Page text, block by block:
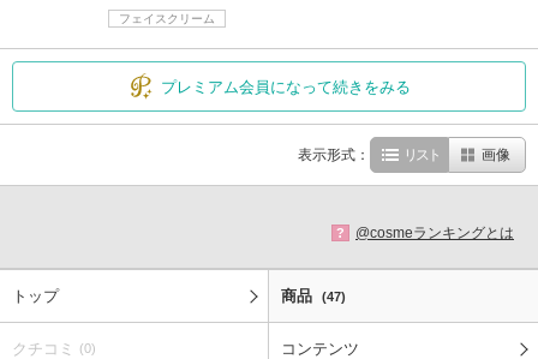
フェイスクリーム
プレミアム会員になって続きをみる
表示形式： リスト 画像
? @cosmeランキングとは
トップ 商品 (47)
クチコミ (0) コンテンツ